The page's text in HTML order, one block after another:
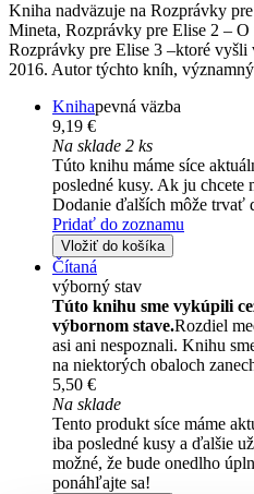
Kniha nadväzuje na Rozprávky
Mineta, Rozprávky pre Elise 2 – O
Rozprávky pre Elise 3 –ktoré
2016. Autor týchto kníh,
Knihapevná väzba
9,19 €
Na sklade 2 ks
Túto knihu máme síce
posledné kusy. Ak ju
Dodanie ďalších môže trvať
Pridať do zoznamu
Vložiť do košíka
Čítaná
výborný stav
Túto knihu sme vykúpili
výbornom stave.Rozdiel
asi ani nespoznali. Knihu
na niektorých obaloch
5,50 €
Na sklade
Tento produkt síce máme
iba posledné kusy a ďalšie
možné, že bude onedlho
ponáhľajte sa!